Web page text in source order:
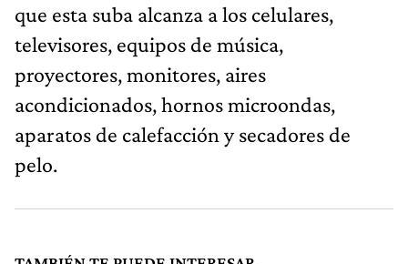
que esta suba alcanza a los celulares,
televisores, equipos de música,
proyectores, monitores, aires
acondicionados, hornos microondas,
aparatos de calefacción y secadores de
pelo.